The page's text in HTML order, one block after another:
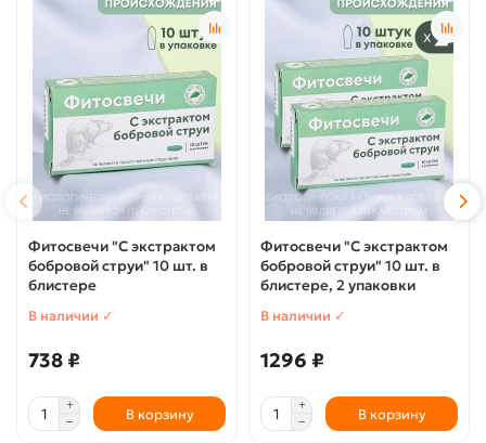
Фитосвечи "С экстрактом
бобровой струи" 10 шт. в
блистере
В наличии ✓
738 ₽
В корзину
Фитосвечи "С экстрактом
бобровой струи" 10 шт. в
блистере, 2 упаковки
В наличии ✓
1296 ₽
В корзину